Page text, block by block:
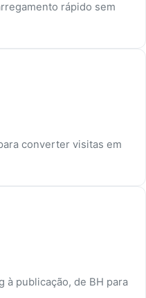
rápido sem
converter visitas em
publicação, de BH para